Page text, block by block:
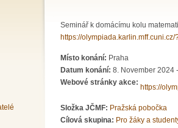
Seminář k domácímu kolu
https://
Místo konání: Praha
Datum konání: 8. November 2024
Webové stránky akce:
https://
Složka JČMF: Pražská pobočka
Cílová skupina: Pro žáky a